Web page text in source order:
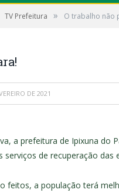
TV Prefeitura » O trabalho não
DE 2021
a prefeitura de Ipixuna do
de recuperação das
feitos, a população terá